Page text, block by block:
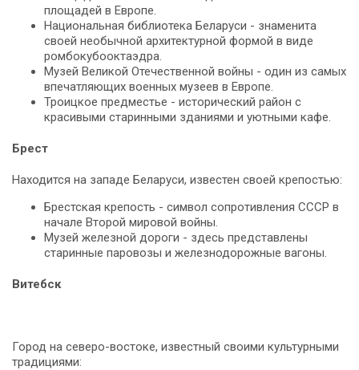
площадей в Европе.
Национальная библиотека Беларуси - знаменита
своей необычной архитектурной формой в виде
ромбокубооктаэдра.
Музей Великой Отечественной войны - один из самых
впечатляющих военных музеев в Европе.
Троицкое предместье - исторический район с
красивыми старинными зданиями и уютными кафе.
Брест
Находится на западе Беларуси, известен своей крепостью:
Брестская крепость - символ сопротивления СССР в
начале Второй мировой войны.
Музей железной дороги - здесь представлены
старинные паровозы и железнодорожные вагоны.
Витебск
Город на северо-востоке, известный своими культурными
традициями: